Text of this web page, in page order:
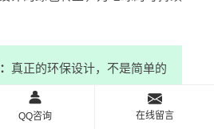
真正的环保设计，不是简单的
品哲学层面重新思考"我们需
受什么"的平衡。每一款环保产
QQ咨询 在线留言